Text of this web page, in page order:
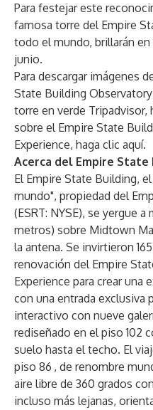
Para festejar este
famosa torre del Empire
todo el mundo, brillarán
junio.
Para descargar imágenes
State Building
torre en verde Tripadvisor,
sobre el Empire State
Experience, haga clic aquí.
Acerca del Empire State
El Empire State Building,
mundo", propiedad del
(ESRT: NYSE), se yergue
metros) sobre Midtown
la antena. Se invirtieron
renovación del Empire
Experience para crear una
con una entrada exclusiva
interactivo con nueve
rediseñado en el piso 102
suelo hasta el techo. El
piso 86 , de renombre
aire libre de 360 grados
incluso más lejanas,